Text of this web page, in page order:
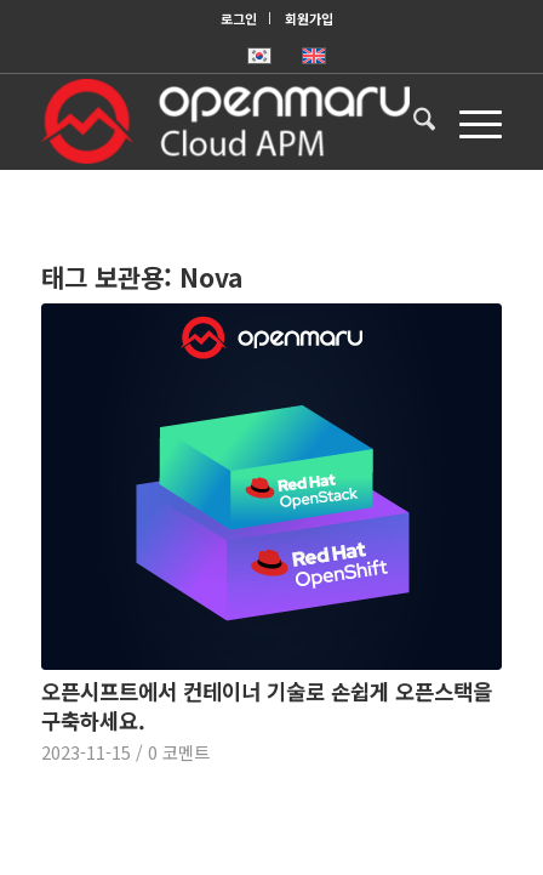
로그인 회원가입
태그 보관용: Nova
오픈시프트에서 컨테이너 기술로 손쉽게 오픈스택을
구축하세요.
2023-11-15 / 0 코멘트